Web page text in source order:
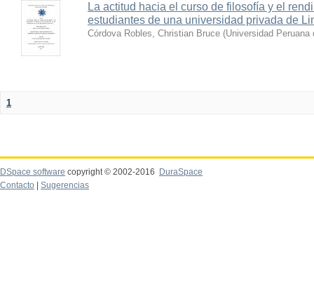
La actitud hacia el curso de filosofía y el
estudiantes de una universidad privada de
Córdova Robles, Christian Bruce (Universidad
1
DSpace software copyright © 2002-2016
DuraSpace
Contacto
Sugerencias